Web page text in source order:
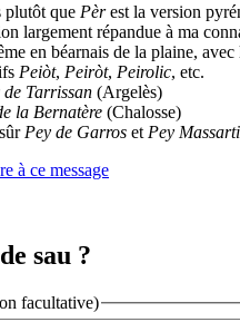
plutôt que Pèrest la version
largement répandue à ma
en béarnais de la plaine, avec
Peiòt, Peiròt, Peirolic, etc.
de Tarrissan (Argelès)
la Bernatère (Chalosse)
Pey de Garros et Pey
à ce message
sau ?
facultative)